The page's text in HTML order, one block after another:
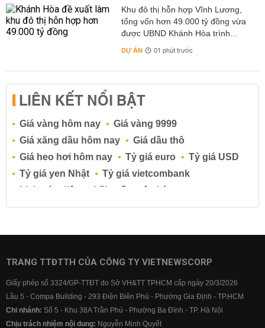
Khu đô thị hỗn hợp Vĩnh Lương,
tổng vốn hơn 49.000 tỷ đồng vừa
được UBND Khánh Hòa trình...
DỰ ÁN 01 phút trước
LIÊN KẾT NỔI BẬT
Giá vàng hôm nay
Giá vàng 9999
Giá xăng dầu hôm nay
Giá dầu thô
Giá heo hơi hôm nay
Tỷ giá euro
Tỷ giá USD
Tỷ giá yen Nhật
Tỷ giá vietcombank
Lịch cúp điện
Lãi suất ngân hàng
Lãi suất tiết kiệm
Lãi suất tiền gửi
Lãi suất ngân hàng BIDV
Lãi suất ngân hàng Vietcombank
TRANG TTĐTTH CỦA CÔNG TY VIETNEWSCORP
Giấy phép số 3324/GP-TTĐT do Sở VH&TT TPHCM cấp ngày 20/3/2026
Lầu 5 - Compa Building - 293 Điện Biên Phủ - Phường Gia Định - TP.HCM
Chi nhánh: Số 5 - Khu 38A Trần Phú - Phường Ba Đình - TP. Hà Nội
Chịu trách nhiệm nội dung: Nguyễn Minh Quyết